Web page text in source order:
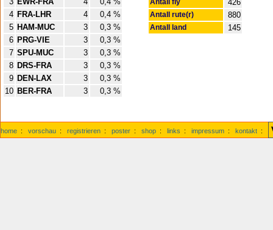
4 FRA-LHR 4
0,4 %
5 HAM-MUC 3
0,3 %
6 PRG-VIE 3
0,3 %
7 SPU-MUC 3
0,3 %
8 DRS-FRA 3
0,3 %
9 DEN-LAX 3
0,3 %
10 BER-FRA 3 0,3 %
Antall fly 426
Antall rute(r) 880
Antall land 145
home : vorschau : registrieren : poster : shop : links : impressum : kontakt :